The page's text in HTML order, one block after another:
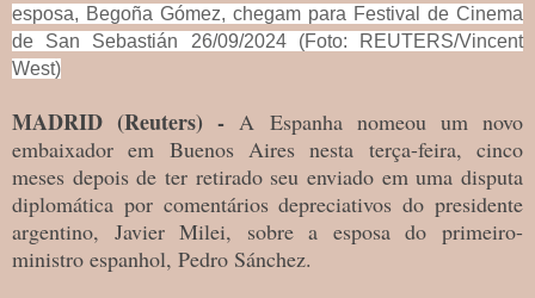
esposa, Begoña Gómez, chegam para Festival de Cinema
de San Sebastián 26/09/2024 (Foto: REUTERS/Vincent
West)
MADRID (Reuters) -A Espanha nomeou um novo
embaixador em Buenos Aires nesta terça-feira, cinco
meses depois de ter retirado seu enviado em uma disputa
diplomática por comentários depreciativos do presidente
argentino, Javier Milei, sobre a esposa do primeiro-
ministro espanhol, Pedro Sánchez.